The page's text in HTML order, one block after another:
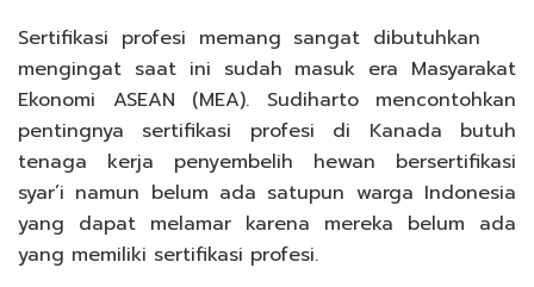
Sertifikasi profesi memang sangat dibutuhkan
mengingat saat ini sudah masuk era Masyarakat
Ekonomi ASEAN (MEA). Sudiharto mencontohkan
pentingnya sertifikasi profesi di Kanada butuh
tenaga kerja penyembelih hewan bersertifikasi
syar’i namun belum ada satupun warga Indonesia
yang dapat melamar karena mereka belum ada
yang memiliki sertifikasi profesi.